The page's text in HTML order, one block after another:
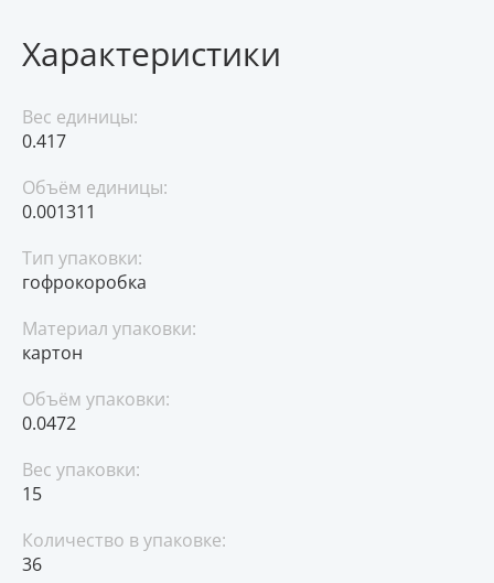
Характеристики
Вес единицы:
0.417
Объём единицы:
0.001311
Тип упаковки:
гофрокоробка
Материал упаковки:
картон
Объём упаковки:
0.0472
Вес упаковки:
15
Количество в упаковке:
36